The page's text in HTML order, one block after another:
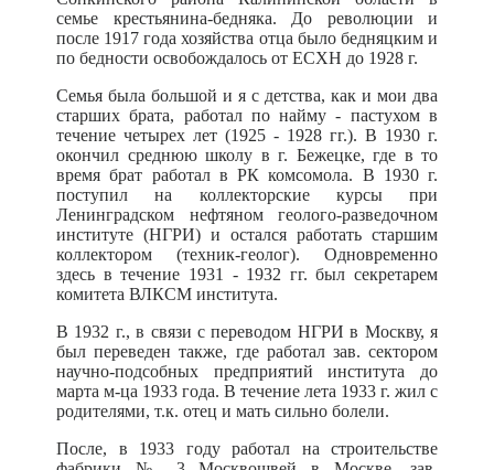
семье крестьянина-бедняка. До революции и
после 1917 года хозяйства отца было бедняцким и
по бедности освобождалось от ЕСХН до 1928 г.
Семья была большой и я с детства, как и мои два
старших брата, работал по найму - пастухом в
течение четырех лет (1925 - 1928 гг.). В 1930 г.
окончил среднюю школу в г. Бежецке, где в то
время брат работал в РК комсомола. В 1930 г.
поступил на коллекторские курсы при
Ленинградском нефтяном геолого-разведочном
институте (НГРИ) и остался работать старшим
коллектором (техник-геолог). Одновременно
здесь в течение 1931 - 1932 гг. был секретарем
комитета ВЛКСМ института.
В 1932 г., в связи с переводом НГРИ в Москву, я
был переведен также, где работал зав. сектором
научно-подсобных предприятий института до
марта м-ца 1933 года. В течение лета 1933 г. жил с
родителями, т.к. отец и мать сильно болели.
После, в 1933 году работал на строительстве